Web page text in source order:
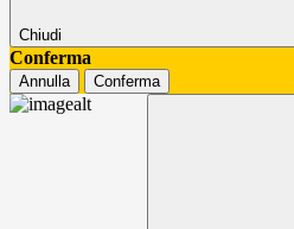
Chiudi
Conferma
Annulla Conferma